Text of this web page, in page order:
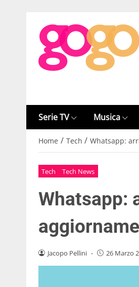
Serie TV Musica
Home / Tech / Whatsapp:
Tech Tech News
Whatsapp:
Jacopo Pellini - 26 Marzo